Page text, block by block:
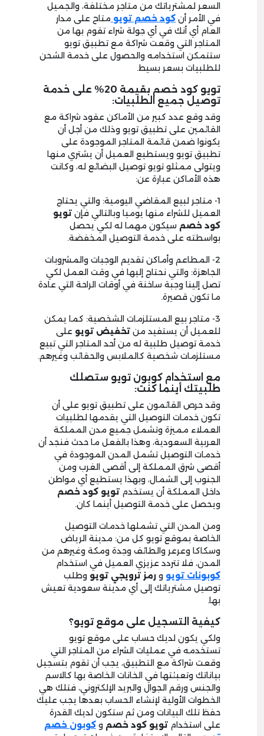
السعر لمشترياتك من متاجر مختلفة، والجميل
في الأمر أن كود خصم تويو متاح على مدار
العام أي أنك في أي جولة شراء تقوم بها من
المتاجر التي وقعت شراكة مع تطبيق تويو
ستتمكن استخدامه والحصول على خدمة الشحن
للطلبيات بسعر بسيط.
تويو كود خصم بقيمة 20% على خدمة
توصيل جميع الطلبيات:
وقد وقع عدد كبير من الأماكن عقود شراكة مع
القائمين على تطبيق تويو وذلك من أجل أن
يكونوا ضمن قائمة المتاجر الموجودة على
تطبيق تويو ويستطيع العميل أن يشتري منها
ويتولى ممثلو تويو توصيل البضائع له، وكانت
هذه الأماكن عبارة عن:
1- متاجر لبيع المقاضي اليومية: والتي يحتاج
العميل للشراء منها يوميا وبالتالي فإن تويو
كود خصم سيكون مهما له لكي يحصل
بواسطته على خدمة التوصيل المخفضة.
2- المطاعم وأماكن تقديم الوجبات والمشروبات
الجاهزة: والتي نحتاج إليها في وقت العمل لكي
تصل إلينا وجبة ساخنة في أوقات الراحة التي عادة
ما تكون قصيرة.
3- متاجر بيع المستلزمات الشخصية: كما يمكن
للعميل أن يستفيد من تخفيض تويو على
خدمة توصيل طلبية له من أحد المتاجر التي تبيع
مستلزمات شخصية كالملابس والحقائب وغيرهم.
مع استخدام كوبون تويو ستصلك
طلبيتك أينما كنت:
وقد حرص القائمون على تطبيق تويو على أن
تكون خدمات التوصيل التي يقدمها لطلبيات
العملاء مميزة وتشمل جميع مدن المملكة
العربية السعودية، وهذا بالفعل ما حدث فنجد أن
خدمات التوصيل تشمل المدن الموجودة في
أقصى شرق المملكة إلى أقصى الغرب ومن
الجنوب إلى الشمال، وبهذا يستطيع أي مواطن
داخل المملكة أن يستخدم تويو كود خصم
ويحصل على خدمة التوصيل أينما كان.
ومن المدن التي تشملها خدمات التوصيل
الخاصة بموقع تويو كل من: مدينة الرياض
وسكاكا وعرعر والطائف وجدة ومكة وغيرهم من
المدن، فلا تتردد عزيزي العميل في استخدام
كوبونات تويو و رمز ترويجي تويو وطلب
توصيل مشترياتك إلى أي مدينة سعودية تعيش
بها.
كيفية التسجيل على موقع تويو؟
ولكي يكون لديك حساب على موقع تويو
تستخدمه في عمليات الشراء من المتاجر التي
وقعت شراكة مع التطبيق، يجب أن تقوم بتسجيل
بياناتك وتعبئتها في الخانات الخاصة بها كالاسم
والجنس ورقم الجوال والبريد الإلكتروني، فتلك هي
الخطوات الأولية لإنشاء الحساب بعدها يجب عليك
حفظ تلك البيانات ومن ثم ستكون لديك القدرة
على استخدام تويو كود خصم و كوبون خصم